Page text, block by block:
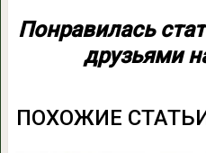
Понравилась
друзьями
ПОХОЖИЕ